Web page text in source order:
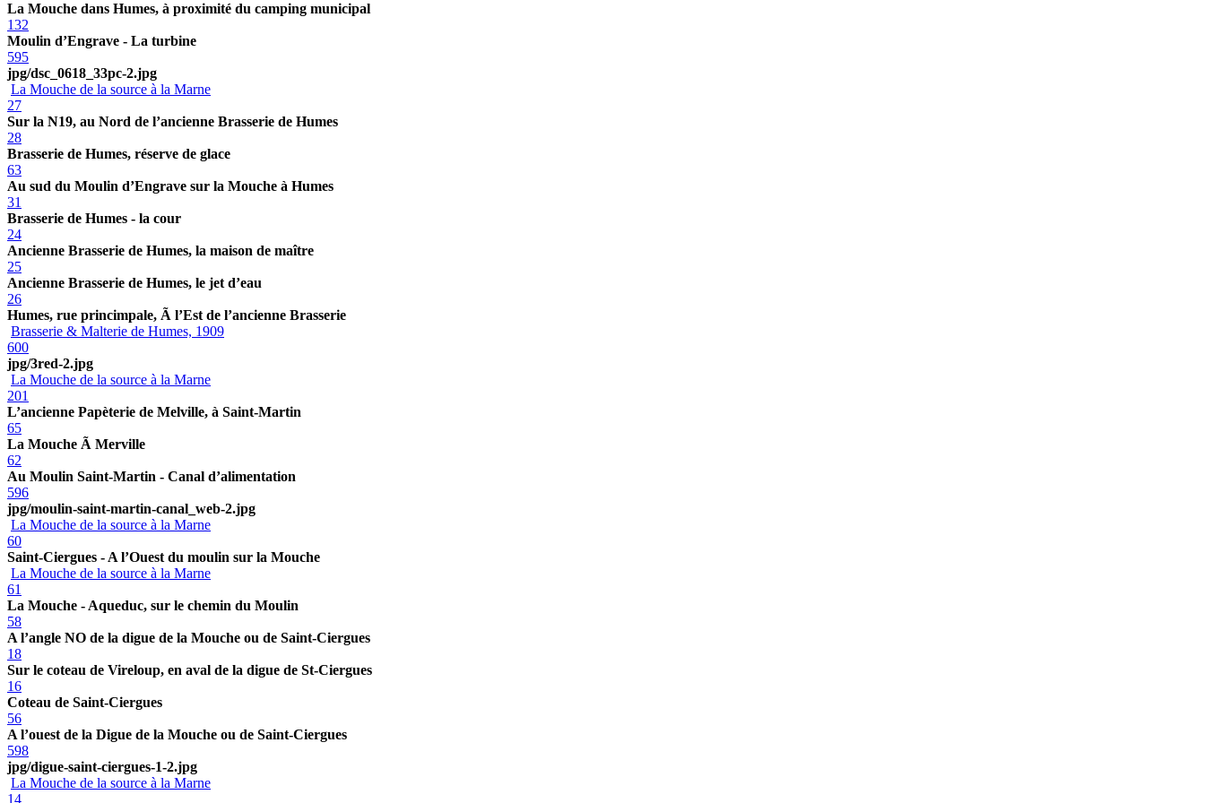
La Mouche dans Humes, à proximité du camping municipal
132
Moulin d’Engrave - La turbine
595
jpg/dsc_0618_33pc-2.jpg
La Mouche de la source à la Marne
27
Sur la N19, au Nord de l’ancienne Brasserie de Humes
28
Brasserie de Humes, réserve de glace
63
Au sud du Moulin d’Engrave sur la Mouche à Humes
31
Brasserie de Humes - la cour
24
Ancienne Brasserie de Humes, la maison de maître
25
Ancienne Brasserie de Humes, le jet d’eau
26
Humes, rue princimpale, Ã l’Est de l’ancienne Brasserie
Brasserie & Malterie de Humes, 1909
600
jpg/3red-2.jpg
La Mouche de la source à la Marne
201
L’ancienne Papèterie de Melville, à Saint-Martin
65
La Mouche Ã Merville
62
Au Moulin Saint-Martin - Canal d’alimentation
596
jpg/moulin-saint-martin-canal_web-2.jpg
La Mouche de la source à la Marne
60
Saint-Ciergues - A l’Ouest du moulin sur la Mouche
La Mouche de la source à la Marne
61
La Mouche - Aqueduc, sur le chemin du Moulin
58
A l’angle NO de la digue de la Mouche ou de Saint-Ciergues
18
Sur le coteau de Vireloup, en aval de la digue de St-Ciergues
16
Coteau de Saint-Ciergues
56
A l’ouest de la Digue de la Mouche ou de Saint-Ciergues
598
jpg/digue-saint-ciergues-1-2.jpg
La Mouche de la source à la Marne
14